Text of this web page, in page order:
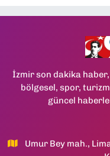
İzmir son dakika
bölgesel, spor,
güncel
Umur Bey mah.,